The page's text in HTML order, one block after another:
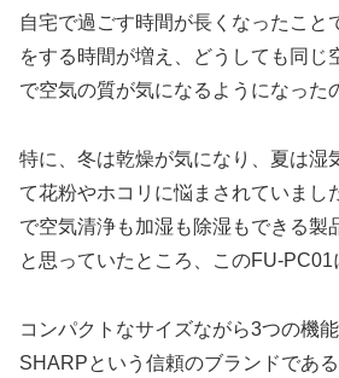
自宅で過ごす時間が長くなったこと
をする時間が増え、どうしても同じ
で空気の質が気になるようになった
特に、冬は乾燥が気になり、夏は湿
て花粉やホコリに悩まされていまし
で空気清浄も加湿も除湿もできる製
と思っていたところ、このFU-PC01
コンパクトなサイズながら3つの機
SHARPという信頼のブランドであ